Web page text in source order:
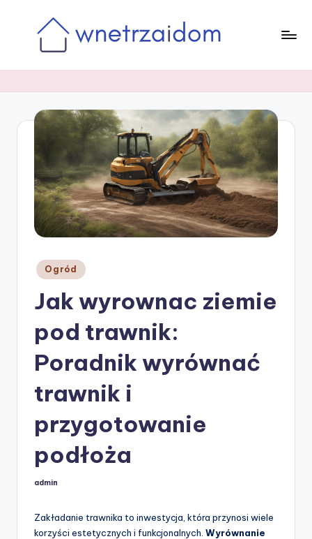
Posted
in
Ogród
Jak wyrownac ziemie
pod trawnik:
Poradnik wyrównać
trawnik i
przygotowanie
podłoża
Posted
admin
Zakładanie trawnika to inwestycja, która przynosi wiele
korzyści estetycznych i funkcjonalnych. Wyrównanie